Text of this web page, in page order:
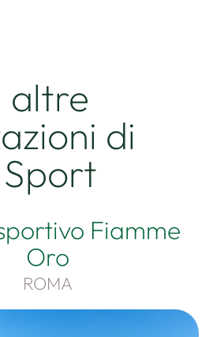
altre
di
Fiamme
Oro
ROMA